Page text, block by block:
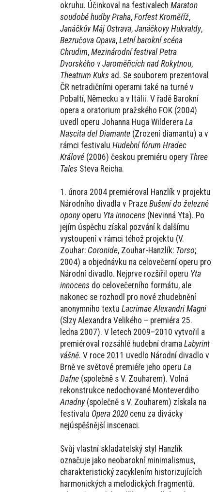
okruhu. Účinkoval na festivalech Maraton
soudobé hudby Praha, Forfest Kroměříž,
Janáčkův Máj Ostrava, Janáčkovy Hukvaldy,
Bezručova Opava, Letní barokní scéna
Chrudim, Mezinárodní festival Petra
Dvorského v Jaroměřicích nad Rokytnou,
Theatrum Kuks ad. Se souborem prezentoval
ČR netradičními operami také na turné v
Pobaltí, Německu a v Itálii. V řadě Barokní
opera a oratorium pražského FOK (2004)
uvedl operu Johanna Huga Wilderera La
Nascita del Diamante (Zrození diamantu) a v
rámci festivalu Hudební fórum Hradec
Králové (2006) českou premiéru opery Three
Tales Steva Reicha.
1. února 2004 premiéroval Hanzlík v projektu
Národního divadla v Praze Bušení do železné
opony operu Yta innocens (Nevinná Yta). Po
jejím úspěchu získal pozvání k dalšímu
vystoupení v rámci téhož projektu (V.
Zouhar: Coronide, Zouhar-Hanzlík: Torso;
2004) a objednávku na celovečerní operu pro
Národní divadlo. Nejprve rozšířil operu Yta
innocens do celovečerního formátu, ale
nakonec se rozhodl pro nové zhudebnění
anonymního textu Lacrimae Alexandri Magni
(Slzy Alexandra Velikého – premiéra 25.
ledna 2007). V letech 2009–2010 vytvořil a
premiéroval rozsáhlé hudební drama Labyrint
vášně. V roce 2011 uvedlo Národní divadlo v
Brně ve světové premiéře jeho operu La
Dafne (společně s V. Zouharem). Volná
rekonstrukce nedochované Monteverdiho
Ariadny (společně s V. Zouharem) získala na
festivalu Opera 2020 cenu za divácky
nejúspěšnější inscenaci.
Svůj vlastní skladatelský styl Hanzlík
označuje jako neobarokní minimalismus,
charakteristický zacyklením historizujících
harmonických a melodických fragmentů.